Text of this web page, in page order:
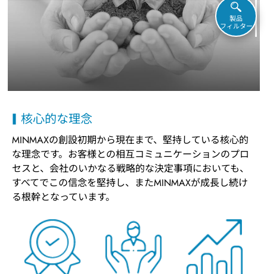
核心的な理念
MINMAXの創設初期から現在まで、堅持している核心的
な理念です。お客様との相互コミュニケーションのプロ
セスと、会社のいかなる戦略的な決定事項においても、
すべてでこの信念を堅持し、またMINMAXが成長し続け
る根幹となっています。
製品
フィルター